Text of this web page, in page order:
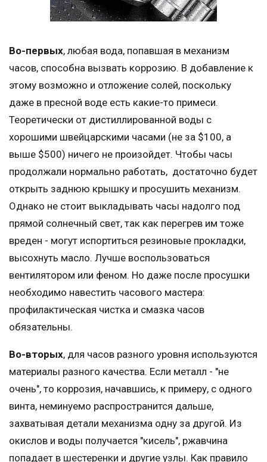
Во-первых, любая вода, попавшая в механизм
часов, способна вызвать коррозию. В добавление к
этому возможно и отложение солей, поскольку
даже в пресной воде есть какие-то примеси.
Теоретически от дистиллированной воды с
хорошими швейцарскими часами (не за $100, а
выше $500) ничего не произойдет. Чтобы часы
продолжали нормально работать, достаточно будет
открыть заднюю крышку и просушить механизм.
Однако не стоит выкладывать часы надолго под
прямой солнечный свет, так как перегрев им тоже
вреден - могут испортиться резиновые прокладки,
высохнуть масло. Лучше воспользоваться
вентилятором или феном. Но даже после просушки
необходимо навестить часового мастера:
профилактическая чистка и смазка часов
обязательны.
Во-вторых, для часов разного уровня используются
материалы разного качества. Если металл - "не
очень", то коррозия, начавшись, к примеру, с одного
винта, неминуемо распространится дальше,
захватывая детали механизма одну за другой. Из
окислов и воды получается "кисель", ржавчина
попадает в шестеренки и другие узлы. Как правило